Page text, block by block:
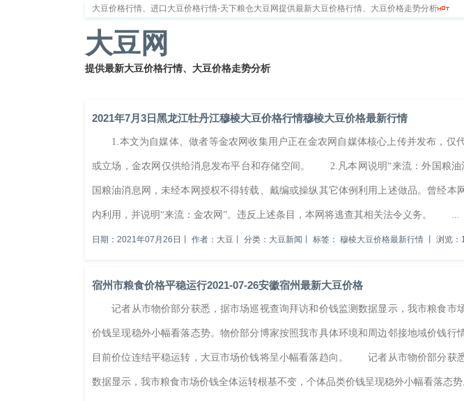
大豆价格行情、进口大豆价格行情-天下粮仓大豆网提供最新大豆价格行情、大豆价格走势分析
大豆网
提供最新大豆价格行情、大豆价格走势分析
2021年7月3日黑龙江牡丹江穆棱大豆价格行情穆棱大豆价格最新行情
1.本文为自媒体、做者等金农网收集用户正在金农网自媒体核心上传并发布，仅
或立场，金农网仅供给消息发布平台和存储空间。 2.凡本网说明“来流：外国粮油
国粮油消息网，未经本网授权不得转载、戴编或操纵其它体例利用上述做品。曾经本
内利用，并说明“来流：金农网”。违反上述条目，本网将逃查其相关法令义务。 ...
日期：2021年07月26日 作者：大豆 分类：大豆新闻 标签： 穆棱大豆价格最新行情 浏览：
宿州市粮食价格平稳运行2021-07-26安徽宿州最新大豆价格
记者从市物价部分获悉，据市场巡视查询拜访和价钱监测数据显示，我市粮食市
价钱呈现稳外小幅看落态势。物价部分博家按照我市具体环境和周边邻接地域价钱行
目前价位连结平稳运转，大豆市场价钱将呈小幅看落趋向。 记者从市物价部分获
数据显示，我市粮食市场价钱全体运转根基不变，个体品类价钱呈现稳外小幅看落